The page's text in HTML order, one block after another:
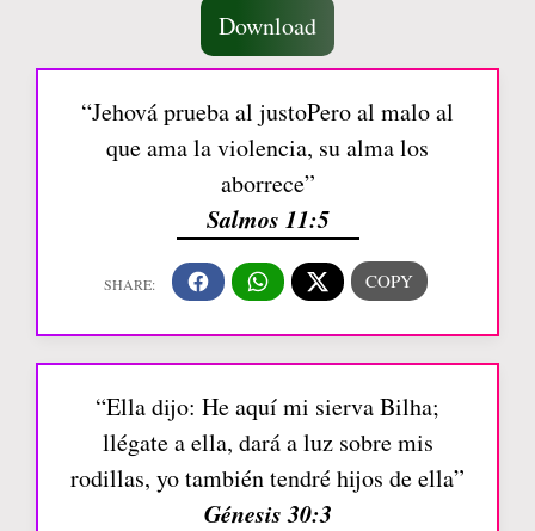
Download
“Jehová prueba al justoPero al malo al
que ama la violencia, su alma los
aborrece”
Salmos 11:5
“Ella dijo: He aquí mi sierva Bilha;
llégate a ella, dará a luz sobre mis
rodillas, yo también tendré hijos de ella”
Génesis 30:3